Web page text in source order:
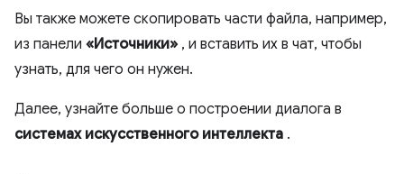
Вы также можете скопировать части файла, например,
из панели «Источники» , и вставить их в чат, чтобы
узнать, для чего он нужен.
Далее, узнайте больше о построении диалога в
системах искусственного интеллекта .